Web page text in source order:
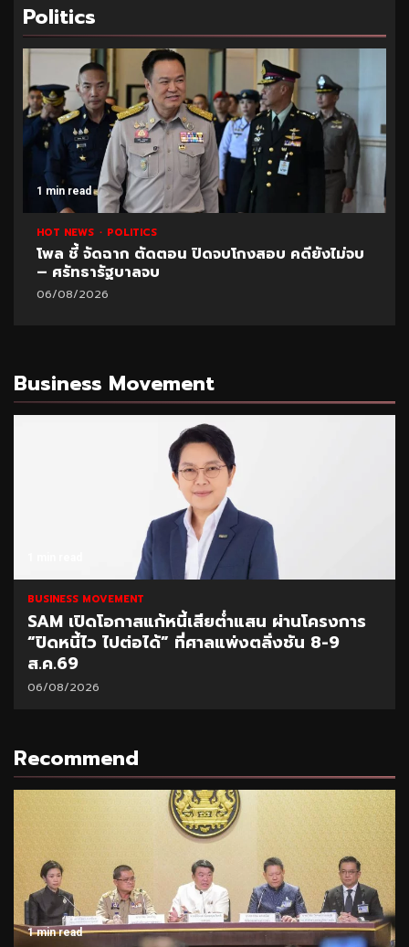
Politics
1 min read
HOT NEWS POLITICS
โพล ชี้ จัดฉาก ตัดตอน ปิดจบโกงสอบ คดียังไม่จบ
– ศรัทธารัฐบาลจบ
06/08/2026
Business Movement
ก้หนี้เสียต่ำแสน ผ่านโครงการ
ด้” ที่ศาลแพ่งตลิ่งชัน 8-9
SCB Academy
2026 แชร์ผลสำ
Recommend
1 min